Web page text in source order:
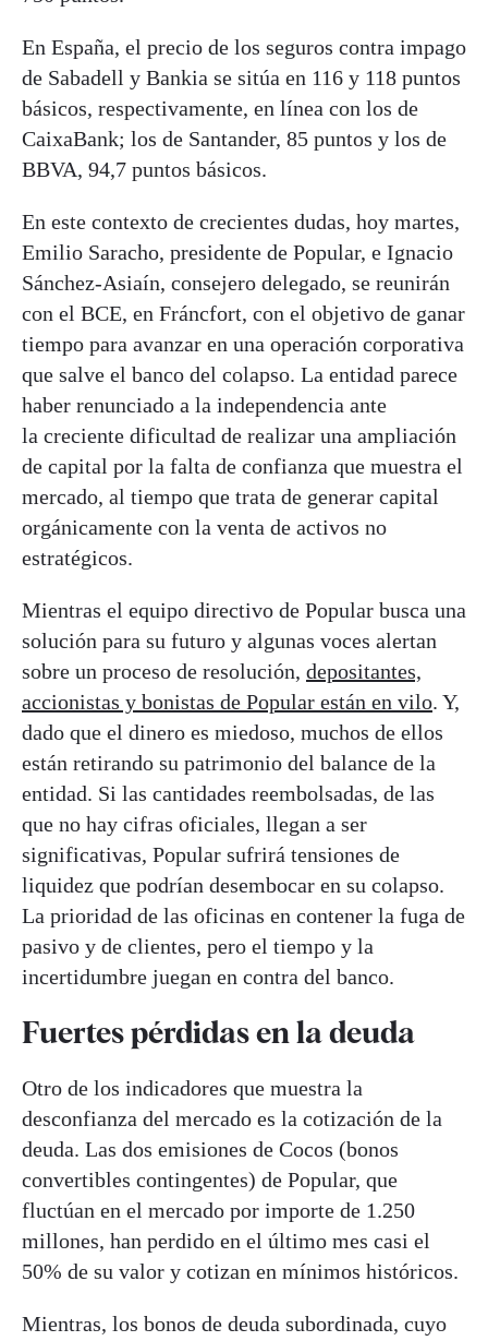
En España, el precio de los seguros contra impago
de Sabadell y Bankia se sitúa en 116 y 118 puntos
básicos, respectivamente, en línea con los de
CaixaBank; los de Santander, 85 puntos y los de
BBVA, 94,7 puntos básicos.
En este contexto de crecientes dudas, hoy martes,
Emilio Saracho, presidente de Popular, e Ignacio
Sánchez-Asiaín, consejero delegado, se reunirán
con el BCE, en Fráncfort, con el objetivo de ganar
tiempo para avanzar en una operación corporativa
que salve el banco del colapso. La entidad parece
haber renunciado a la independencia ante
la creciente dificultad de realizar una ampliación
de capital por la falta de confianza que muestra el
mercado, al tiempo que trata de generar capital
orgánicamente con la venta de activos no
estratégicos.
Mientras el equipo directivo de Popular busca una
solución para su futuro y algunas voces alertan
sobre un proceso de resolución, depositantes,
accionistas y bonistas de Popular están en vilo. Y,
dado que el dinero es miedoso, muchos de ellos
están retirando su patrimonio del balance de la
entidad. Si las cantidades reembolsadas, de las
que no hay cifras oficiales, llegan a ser
significativas, Popular sufrirá tensiones de
liquidez que podrían desembocar en su colapso.
La prioridad de las oficinas en contener la fuga de
pasivo y de clientes, pero el tiempo y la
incertidumbre juegan en contra del banco.
Fuertes pérdidas en la deuda
Otro de los indicadores que muestra la
desconfianza del mercado es la cotización de la
deuda. Las dos emisiones de Cocos (bonos
convertibles contingentes) de Popular, que
fluctúan en el mercado por importe de 1.250
millones, han perdido en el último mes casi el
50% de su valor y cotizan en mínimos históricos.
Mientras, los bonos de deuda subordinada, cuyo